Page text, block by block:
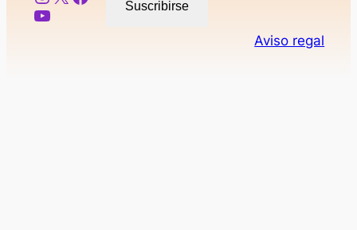
YouTube
Suscribirse
Aviso regal